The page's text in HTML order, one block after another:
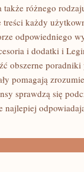
także różnego
każdy
odpowiedniego
i dodatki i
obszerne
pomagają
sprawdzą się
najlepiej